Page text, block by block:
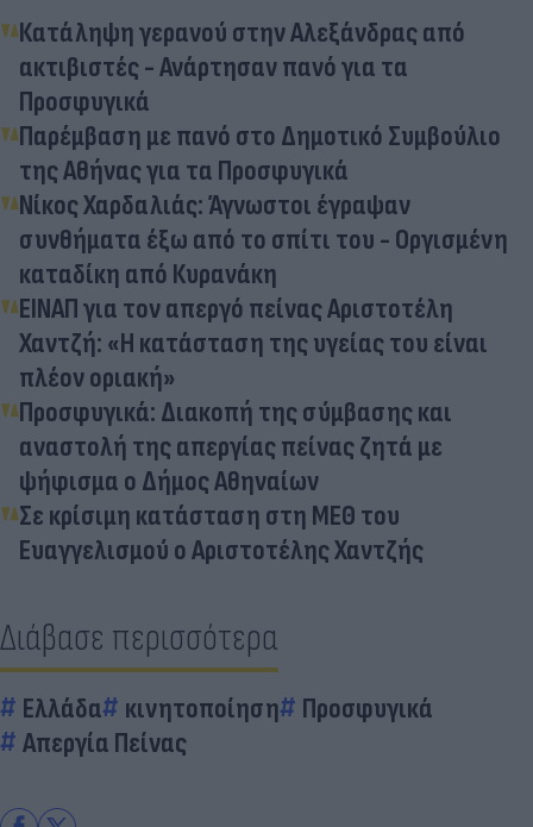
Κατάληψη γερανού στην Αλεξάνδρας από
ακτιβιστές - Ανάρτησαν πανό για τα
Προσφυγικά
Παρέμβαση με πανό στο Δημοτικό Συμβούλιο
της Αθήνας για τα Προσφυγικά
Νίκος Χαρδαλιάς: Άγνωστοι έγραψαν
συνθήματα έξω από το σπίτι του - Οργισμένη
καταδίκη από Κυρανάκη
ΕΙΝΑΠ για τον απεργό πείνας Αριστοτέλη
Χαντζή: «Η κατάσταση της υγείας του είναι
πλέον οριακή»
Προσφυγικά: Διακοπή της σύμβασης και
αναστολή της απεργίας πείνας ζητά με
ψήφισμα ο Δήμος Αθηναίων
Σε κρίσιμη κατάσταση στη ΜΕΘ του
Ευαγγελισμού ο Αριστοτέλης Χαντζής
Διάβασε περισσότερα
Ελλάδα κινητοποίηση
Προσφυγικά
Απεργία Πείνας